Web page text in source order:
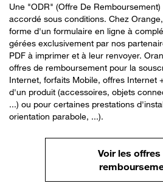
Une "ODR" (Offre De
accordé sous conditions. Chez
forme d'un formulaire en ligne à
gérées exclusivement par nos
PDF à imprimer et à leur renvoyer.
offres de remboursement pour la
Internet, forfaits Mobile, offres Internet
d'un produit (accessoires, objets
...) ou pour certaines prestations
orientation parabole, ...).
Voir les offres